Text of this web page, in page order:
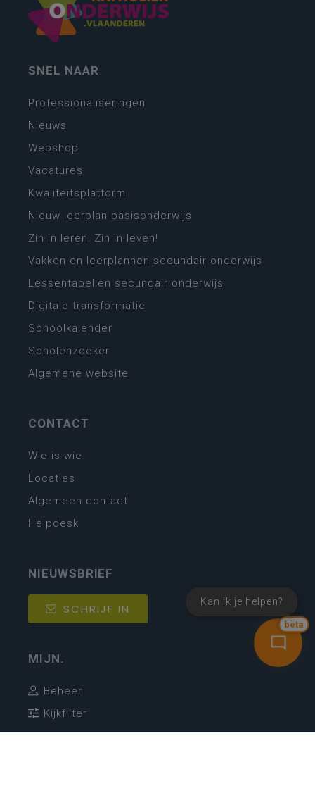
bèta
Kan ik je helpen?
SNEL NAAR
Professionaliseringen
Nieuws
Webshop
Vacatures
Kwaliteitsplatform
Nieuw leerplan basisonderwijs
Zin in leren! Zin in leven!
Vakken en leerplannen secundair onderwijs
Lessentabellen secundair onderwijs
Digitale transformatie
Schoolkalender
Scholenzoeker
Algemene website
CONTACT
Wie is wie
Locaties
Algemeen contact
Helpdesk
NIEUWSBRIEF
SCHRIJF IN
MIJN.
Beheer
Kijkfilter